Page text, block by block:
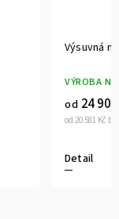
šířka 355cm
3 týdnů